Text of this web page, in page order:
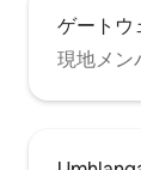
ゲートウ
現地メン